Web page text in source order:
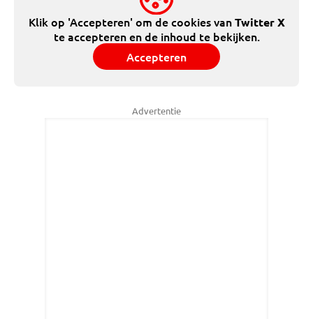
Klik op 'Accepteren' om de cookies vanTwitter X
te accepteren en de inhoud te bekijken.
Accepteren
Advertentie